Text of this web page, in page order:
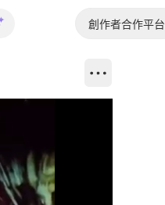
創作者合作平台